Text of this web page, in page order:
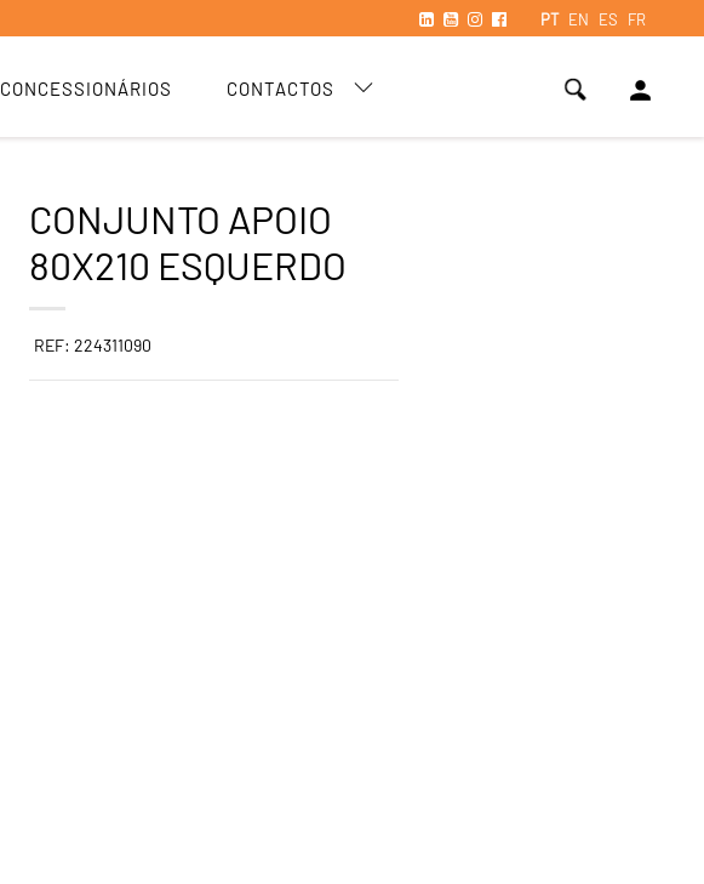
PT EN ES FR
CONCESSIONÁRIOS CONTACTOS person
CONJUNTO APOIO
80X210 ESQUERDO
REF: 224311090